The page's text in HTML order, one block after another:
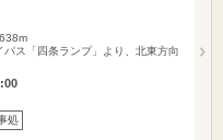
パス「四条ランプ」より、北東方向
処